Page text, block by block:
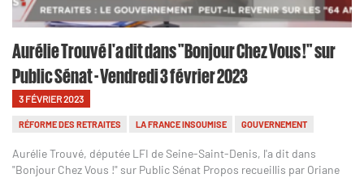
Aurélie Trouvé l'a dit dans "Bonjour Chez Vous !" sur
Public Sénat - Vendredi 3 février 2023
3 FÉVRIER 2023
RÉFORME DES RETRAITES LA FRANCE INSOUMISE GOUVERNEMENT
Aurélie Trouvé, députée LFI de Seine-Saint-Denis, l'a dit dans
"Bonjour Chez Vous !" sur Public Sénat Propos recueillis par Oriane